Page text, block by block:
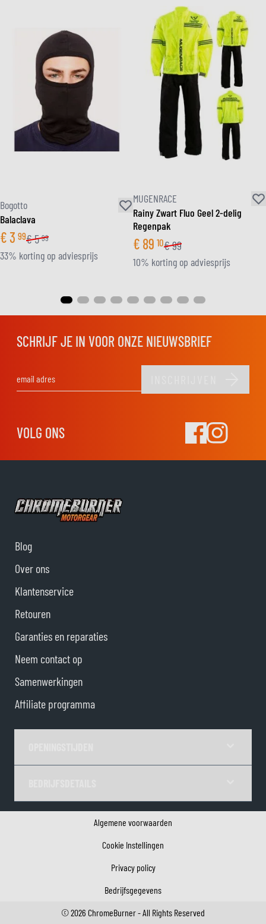
Bogotto
Balaclava
€3 99€5 99
33% korting op adviesprijs
MUGENRACE
Rainy Zwart Fluo Geel 2-delig
Regenpak
€ 89 10€99
10% korting op adviesprijs
SCHRIJF JE IN VOOR ONZE NIEUWSBRIEF
VOLG ONS
Blog
Over ons
Klantenservice
Retouren
Garanties en reparaties
Neem contact op
Samenwerkingen
Affiliate programma
Algemene voorwaarden
Cookie Instellingen
Privacy policy
Bedrijfsgegevens
©2026 ChromeBurner - All Rights Reserved